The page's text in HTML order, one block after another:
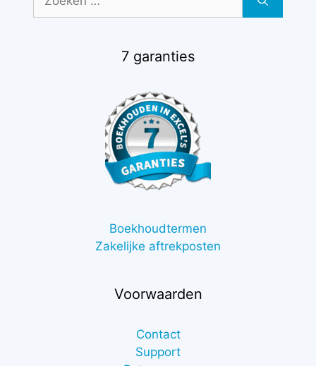
7 garanties
Boekhoudtermen
Zakelijke aftrekposten
Voorwaarden
Contact
Support